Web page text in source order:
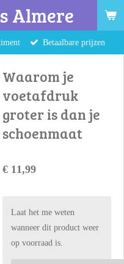
Almere
Betaalbare prijzen
Waarom je
voetafdruk
groter is dan je
schoenmaat
€ 11,99
Laat het me weten
wanneer dit product weer
op voorraad is.